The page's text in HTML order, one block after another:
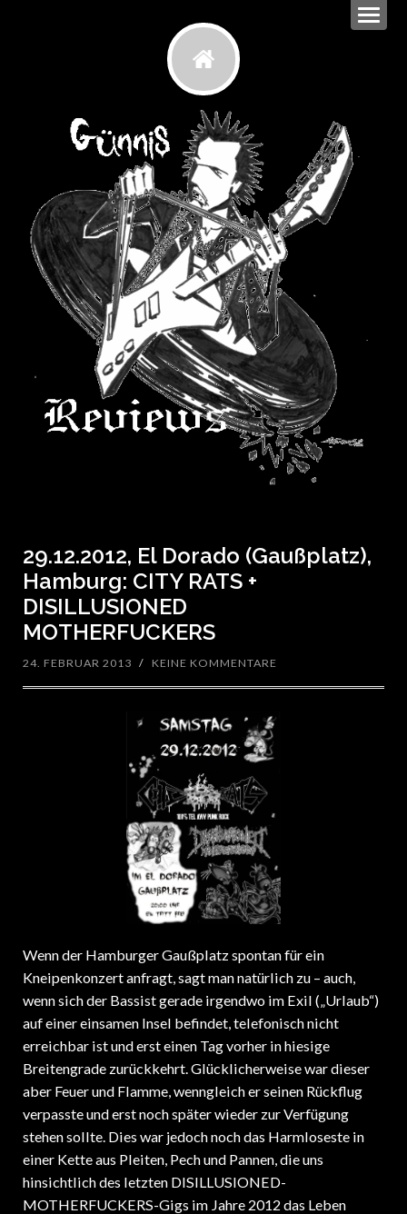
29.12.2012, El Dorado (Gaußplatz),
Hamburg: CITY RATS +
DISILLUSIONED
MOTHERFUCKERS
24. FEBRUAR 2013 / KEINE KOMMENTARE
Wenn der Hamburger Gaußplatz spontan für ein
Kneipenkonzert anfragt, sagt man natürlich zu – auch,
wenn sich der Bassist gerade irgendwo im Exil („Urlaub“)
auf einer einsamen Insel befindet, telefonisch nicht
erreichbar ist und erst einen Tag vorher in hiesige
Breitengrade zurückkehrt. Glücklicherweise war dieser
aber Feuer und Flamme, wenngleich er seinen Rückflug
verpasste und erst noch später wieder zur Verfügung
stehen sollte. Dies war jedoch noch das Harmloseste in
einer Kette aus Pleiten, Pech und Pannen, die uns
hinsichtlich des letzten DISILLUSIONED-
MOTHERFUCKERS-Gigs im Jahre 2012 das Leben